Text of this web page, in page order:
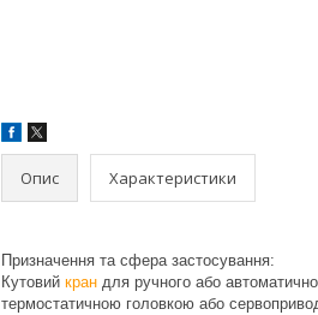
Опис Характеристики
Призначення та сфера застосування:
Кутовий кран для ручного або
термостатичною головкою або